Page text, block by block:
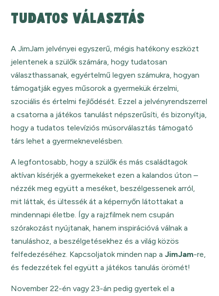
TUDATOS VÁLASZTÁS
A JimJam jelvényei egyszerű, mégis hatékony eszközt
jelentenek a szülők számára, hogy tudatosan
választhassanak, egyértelmű legyen számukra, hogyan
támogatják egyes műsorok a gyermekük érzelmi,
szociális és értelmi fejlődését. Ezzel a jelvényrendszerrel
a csatorna a játékos tanulást népszerűsíti, és bizonyítja,
hogy a tudatos televíziós músorválasztás támogató
társ lehet a gyermeknevelésben.
A legfontosabb, hogy a szülők és más családtagok
aktívan kísérjék a gyermekeket ezen a kalandos úton –
nézzék meg együtt a meséket, beszélgessenek arról,
mit láttak, és ültessék át a képernyőn látottakat a
mindennapi életbe. Így a rajzfilmek nem csupán
szórakozást nyújtanak, hanem inspirációvá válnak a
tanuláshoz, a beszélgetésekhez és a világ közös
felfedezéséhez. Kapcsoljatok minden nap aJimJam-re,
és fedezzétek fel együtt a játékos tanulás örömét!
November 22-én vagy 23-án pedig gyertek el a